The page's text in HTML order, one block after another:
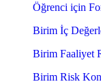
Öğrenci için
Birim İç
Birim Faaliyet
Birim Risk